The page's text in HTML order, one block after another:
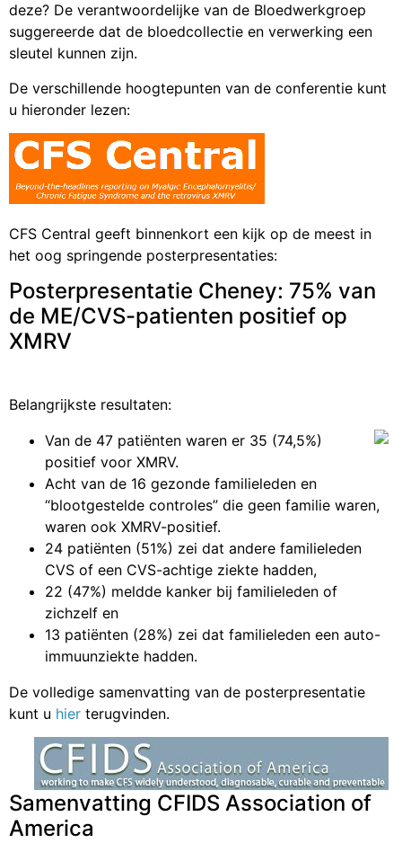
deze? De verantwoordelijke van de Bloedwerkgroep
suggereerde dat de bloedcollectie en verwerking een
sleutel kunnen zijn.
De verschillende hoogtepunten van de conferentie kunt
u hieronder lezen:
CFS Central geeft binnenkort een kijk op de meest in
het oog springende posterpresentaties:
Posterpresentatie Cheney: 75% van
de ME/CVS-patienten positief op
XMRV
Belangrijkste resultaten:
Van de 47 patiënten waren er 35 (74,5%)
positief voor XMRV.
Acht van de 16 gezonde familieleden en
“blootgestelde controles” die geen familie waren,
waren ook XMRV-positief.
24 patiënten (51%) zei dat andere familieleden
CVS of een CVS-achtige ziekte hadden,
22 (47%) meldde kanker bij familieleden of
zichzelf en
13 patiënten (28%) zei dat familieleden een auto-
immuunziekte hadden.
De volledige samenvatting van de posterpresentatie
kunt u hier terugvinden.
Samenvatting CFIDS Association of
America